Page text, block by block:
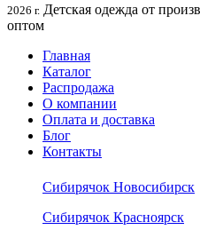
2026 г. Детская одежда от
оптом
Главная
Каталог
Распродажа
О компании
Оплата и доставка
Блог
Контакты
Сибирячок Новосибирск
Сибирячок Красноярск